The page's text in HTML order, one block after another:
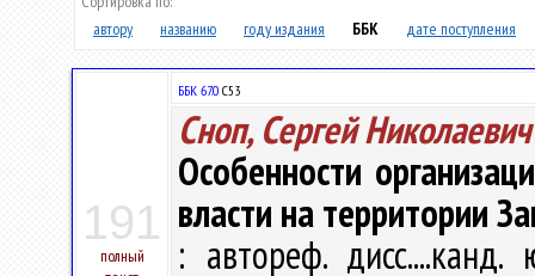
автору
названию году издания ББК дате поступления
191
полный
ББК 67.0 С53
Сноп, Сергей Николаевич
Особенности
власти на территории
: автореф.